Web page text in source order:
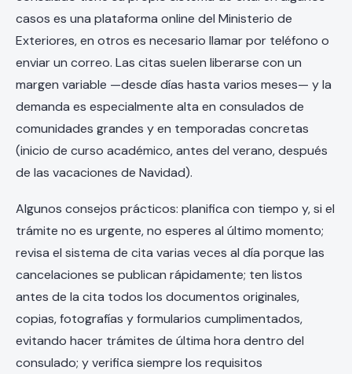
casos es una plataforma online del Ministerio de
Exteriores, en otros es necesario llamar por teléfono o
enviar un correo. Las citas suelen liberarse con un
margen variable —desde días hasta varios meses— y la
demanda es especialmente alta en consulados de
comunidades grandes y en temporadas concretas
(inicio de curso académico, antes del verano, después
de las vacaciones de Navidad).
Algunos consejos prácticos: planifica con tiempo y, si el
trámite no es urgente, no esperes al último momento;
revisa el sistema de cita varias veces al día porque las
cancelaciones se publican rápidamente; ten listos
antes de la cita todos los documentos originales,
copias, fotografías y formularios cumplimentados,
evitando hacer trámites de última hora dentro del
consulado; y verifica siempre los requisitos